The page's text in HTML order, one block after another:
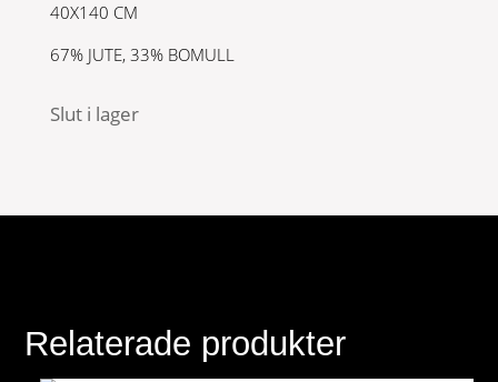
40X140 CM
67% JUTE, 33% BOMULL
Slut i lager
Relaterade produkter